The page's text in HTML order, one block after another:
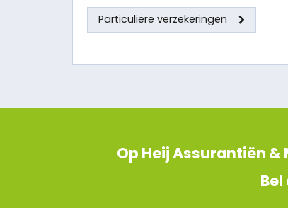
Particuliere verzekeringen
Op Heij Assurantiën